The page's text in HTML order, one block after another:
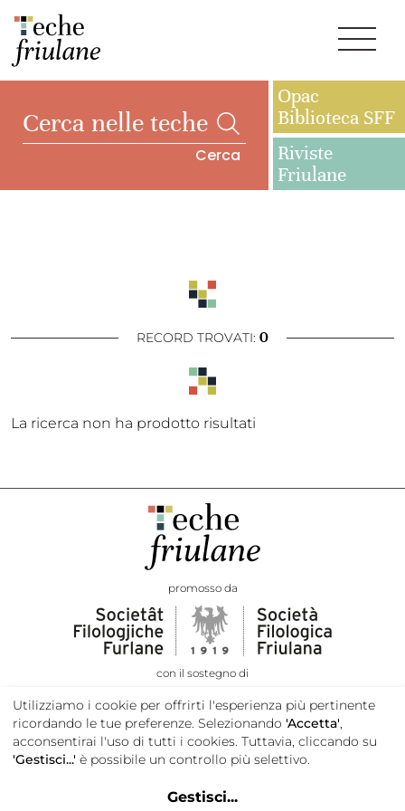
Cerca
Opac
Biblioteca SFF
Riviste
Friulane
RECORD TROVATI: 0
La ricerca non ha prodotto risultati
promosso da
con il sostegno di
Utilizziamo i cookie per offrirti l'esperienza più pertinente
ricordando le tue preferenze. Selezionando 'Accetta',
acconsentirai l'uso di tutti i cookies. Tuttavia, cliccando su
'Gestisci...' è possibile un controllo più selettivo.
Gestisci...